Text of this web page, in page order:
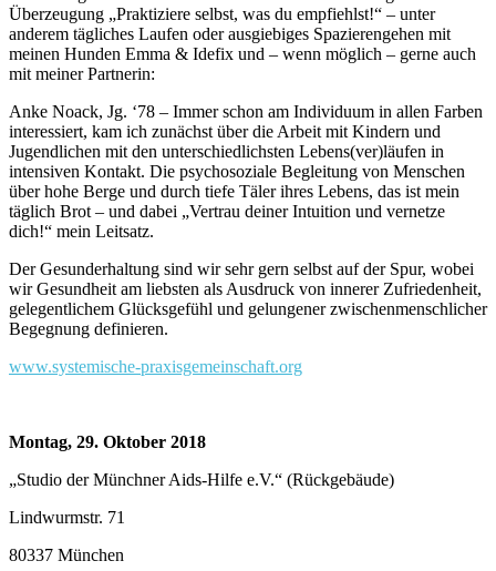
Überzeugung „Praktiziere selbst, was du empfiehlst!“ – unter
anderem tägliches Laufen oder ausgiebiges Spazierengehen mit
meinen Hunden Emma & Idefix und – wenn möglich – gerne auch
mit meiner Partnerin:
Anke Noack, Jg. ‘78 – Immer schon am Individuum in allen Farben
interessiert, kam ich zunächst über die Arbeit mit Kindern und
Jugendlichen mit den unterschiedlichsten Lebens(ver)läufen in
intensiven Kontakt. Die psychosoziale Begleitung von Menschen
über hohe Berge und durch tiefe Täler ihres Lebens, das ist mein
täglich Brot – und dabei „Vertrau deiner Intuition und vernetze
dich!“ mein Leitsatz.
Der Gesunderhaltung sind wir sehr gern selbst auf der Spur, wobei
wir Gesundheit am liebsten als Ausdruck von innerer Zufriedenheit,
gelegentlichem Glücksgefühl und gelungener zwischenmenschlicher
Begegnung definieren.
www.systemische-praxisgemeinschaft.org
Montag, 29. Oktober 2018
„Studio der Münchner Aids-Hilfe e.V.“ (Rückgebäude)
Lindwurmstr. 71
80337 München